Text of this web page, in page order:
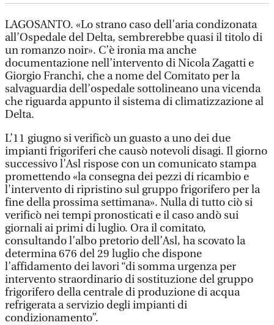
LAGOSANTO. «Lo strano caso dell’aria condizonata
all’Ospedale del Delta, sembrerebbe quasi il titolo di
un romanzo noir». C’è ironia ma anche
documentazione nell’intervento di Nicola Zagatti e
Giorgio Franchi, che a nome del Comitato per la
salvaguardia dell’ospedale sottolineano una vicenda
che riguarda appunto il sistema di climatizzazione al
Delta.
L’11 giugno si verificò un guasto a uno dei due
impianti frigoriferi che causò notevoli disagi. Il giorno
successivo l’Asl rispose con un comunicato stampa
promettendo «la consegna dei pezzi di ricambio e
l'intervento di ripristino sul gruppo frigorifero per la
fine della prossima settimana». Nulla di tutto ciò si
verificò nei tempi pronosticati e il caso andò sui
giornali ai primi di luglio. Ora il comitato,
consultando l’albo pretorio dell’Asl, ha scovato la
determina 676 del 29 luglio che dispone
l’affidamento dei lavori “di somma urgenza per
intervento straordinario di sostituzione del gruppo
frigorifero della centrale di produzione di acqua
refrigerata a servizio degli impianti di
condizionamento”.